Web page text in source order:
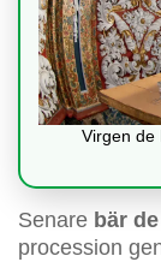
Virgen de
Senare bär
procession